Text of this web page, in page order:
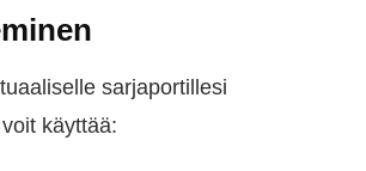
sarjaportillesi
käyttää: